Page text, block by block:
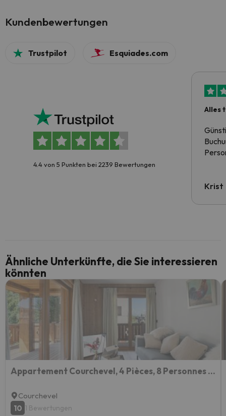
Kundenbewertungen
Trustpilot Esquiades.com
4.4 von 5 Punkten bei 2239 Bewertungen
Alles
Krist
Ähnliche Unterkünfte, die Sie interessieren
könnten
Appartement Courchevel, 4 Pièces, 8 Personnes - Fr-1-568-5
Courchevel
10 1 Bewertungen